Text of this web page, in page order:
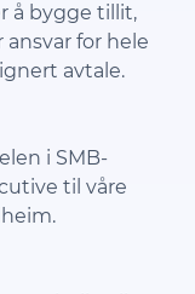
å bygge tillit,
for hele
avtale.
i SMB-
til våre